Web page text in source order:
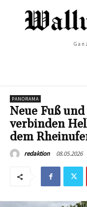
PANORAMA
Neue Fuß
verbinden
dem
redaktion 08.05.2026